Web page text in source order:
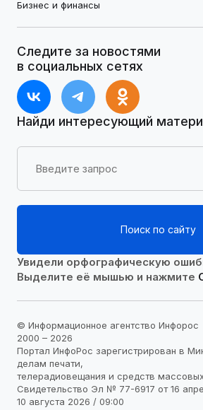
Бизнес и финансы
Следите за новостями
в социальных сетях
Найди интересующий
Поиск по сайту
Увидели орфографическую
Выделите её мышью и нажмите
© Информационное агентство Инфорос
2000 – 2026
Портал ИнфоРос зарегистрирован в
делам печати,
телерадиовещания и средств
Свидетельство Эл № 77-6917 от 16
10 августа 2026 / 09:00